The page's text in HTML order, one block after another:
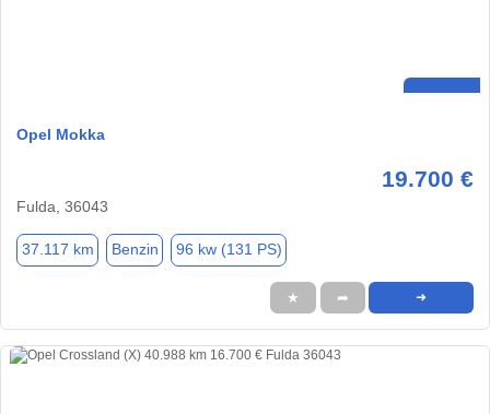
Opel Mokka
19.700 €
Fulda, 36043
37.117 km Benzin 96 kw (131 PS)
★ ➦ ➜